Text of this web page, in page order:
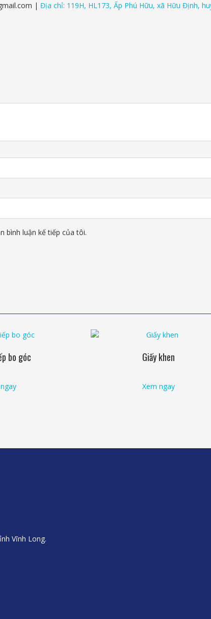
| Địa chỉ: 119H, HL173, Ấp Phú Hữu, xã Hữu Định,
bình luận kế tiếp của tôi.
bo góc Giấy khen
Xem ngay
Vĩnh Long.